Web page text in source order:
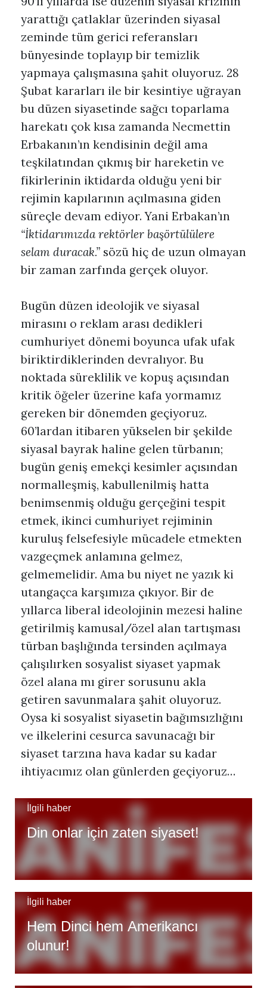
yarattığı çatlaklar üzerinden siyasal
zeminde tüm gerici referansları
bünyesinde toplayıp bir temizlik
yapmaya çalışmasına şahit oluyoruz. 28
Şubat kararları ile bir kesintiye uğrayan
bu düzen siyasetinde sağcı toparlama
harekatı çok kısa zamanda Necmettin
Erbakanın’ın kendisinin değil ama
teşkilatından çıkmış bir hareketin ve
fikirlerinin iktidarda olduğu yeni bir
rejimin kapılarının açılmasına giden
süreçle devam ediyor. Yani Erbakan’ın
“İktidarımızda rektörler başörtülülere
selam duracak.” sözü hiç de uzun olmayan
bir zaman zarfında gerçek oluyor.
Bugün düzen ideolojik ve siyasal
mirasını o reklam arası dedikleri
cumhuriyet dönemi boyunca ufak ufak
biriktirdiklerinden devralıyor. Bu
noktada süreklilik ve kopuş açısından
kritik öğeler üzerine kafa yormamız
gereken bir dönemden geçiyoruz.
60’lardan itibaren yükselen bir şekilde
siyasal bayrak haline gelen türbanın;
bugün geniş emekçi kesimler açısından
normalleşmiş, kabullenilmiş hatta
benimsenmiş olduğu gerçeğini tespit
etmek, ikinci cumhuriyet rejiminin
kuruluş felsefesiyle mücadele etmekten
vazgeçmek anlamına gelmez,
gelmemelidir. Ama bu niyet ne yazık ki
utangaçca karşımıza çıkıyor. Bir de
yıllarca liberal ideolojinin mezesi haline
getirilmiş kamusal/özel alan tartışması
türban başlığında tersinden açılmaya
çalışılırken sosyalist siyaset yapmak
özel alana mı girer sorusunu akla
getiren savunmalara şahit oluyoruz.
Oysa ki sosyalist siyasetin bağımsızlığını
ve ilkelerini cesurca savunacağı bir
siyaset tarzına hava kadar su kadar
ihtiyacımız olan günlerden geçiyoruz…
İlgili haber
Din onlar için zaten siyaset!
İlgili haber
Hem Dinci hem Amerikancı
olunur!